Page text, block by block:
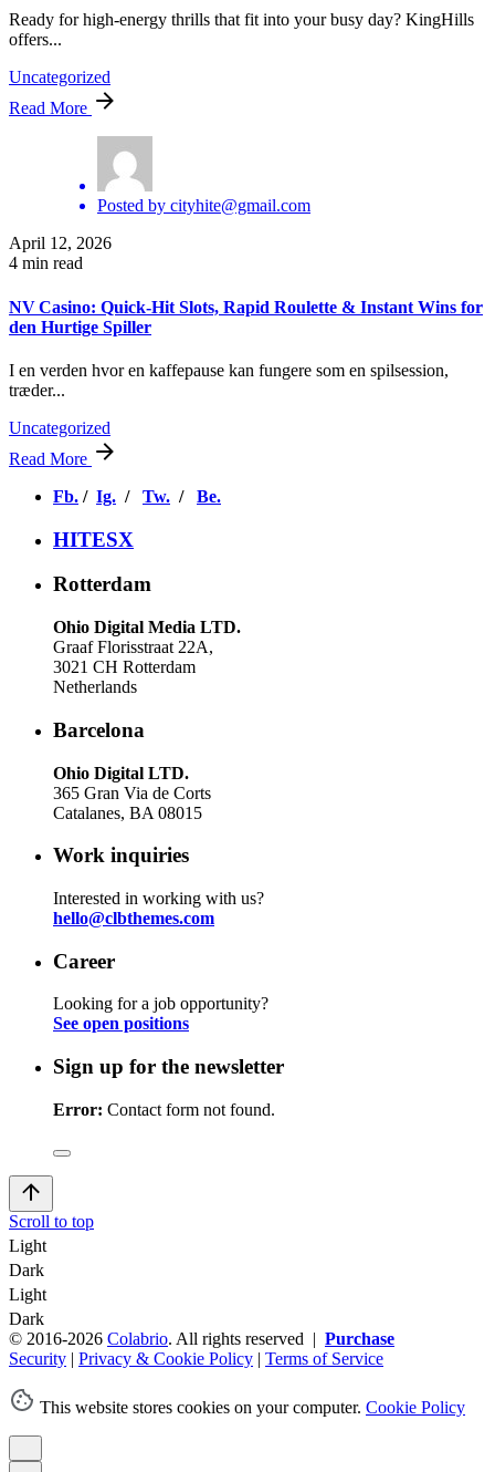
Ready for high‑energy thrills that fit into your busy day? KingHills
offers...
Uncategorized
Read More
Posted by cityhite@gmail.com
April 12, 2026
4 min read
NV Casino: Quick‑Hit Slots, Rapid Roulette & Instant Wins for
den Hurtige Spiller
I en verden hvor en kaffepause kan fungere som en spilsession,
træder...
Uncategorized
Read More
Fb. / Ig. / Tw. / Be.
HITESX
Rotterdam
Ohio Digital Media LTD.
Graaf Florisstraat 22A,
3021 CH Rotterdam
Netherlands
Barcelona
Ohio Digital LTD.
365 Gran Via de Corts
Catalanes, BA 08015
Work inquiries
Interested in working with us?
hello@clbthemes.com
Career
Looking for a job opportunity?
See open positions
Sign up for the newsletter
Error: Contact form not found.
Scroll to top
Light
Dark
Light
Dark
© 2016-2026 Colabrio. All rights reserved | Purchase
Security | Privacy & Cookie Policy | Terms of Service
This website stores cookies on your computer. Cookie Policy